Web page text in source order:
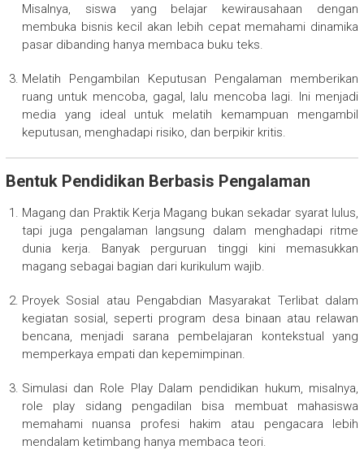
Misalnya, siswa yang belajar kewirausahaan dengan
membuka bisnis kecil akan lebih cepat memahami dinamika
pasar dibanding hanya membaca buku teks.
Melatih Pengambilan Keputusan Pengalaman memberikan
ruang untuk mencoba, gagal, lalu mencoba lagi. Ini menjadi
media yang ideal untuk melatih kemampuan mengambil
keputusan, menghadapi risiko, dan berpikir kritis.
Bentuk Pendidikan Berbasis Pengalaman
Magang dan Praktik Kerja Magang bukan sekadar syarat lulus,
tapi juga pengalaman langsung dalam menghadapi ritme
dunia kerja. Banyak perguruan tinggi kini memasukkan
magang sebagai bagian dari kurikulum wajib.
Proyek Sosial atau Pengabdian Masyarakat Terlibat dalam
kegiatan sosial, seperti program desa binaan atau relawan
bencana, menjadi sarana pembelajaran kontekstual yang
memperkaya empati dan kepemimpinan.
Simulasi dan Role Play Dalam pendidikan hukum, misalnya,
role play sidang pengadilan bisa membuat mahasiswa
memahami nuansa profesi hakim atau pengacara lebih
mendalam ketimbang hanya membaca teori.